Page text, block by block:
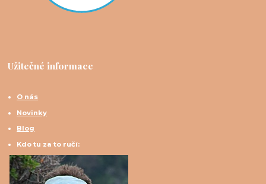
Užitečné informace
O nás
Novinky
Blog
Kdo tu za to ručí: